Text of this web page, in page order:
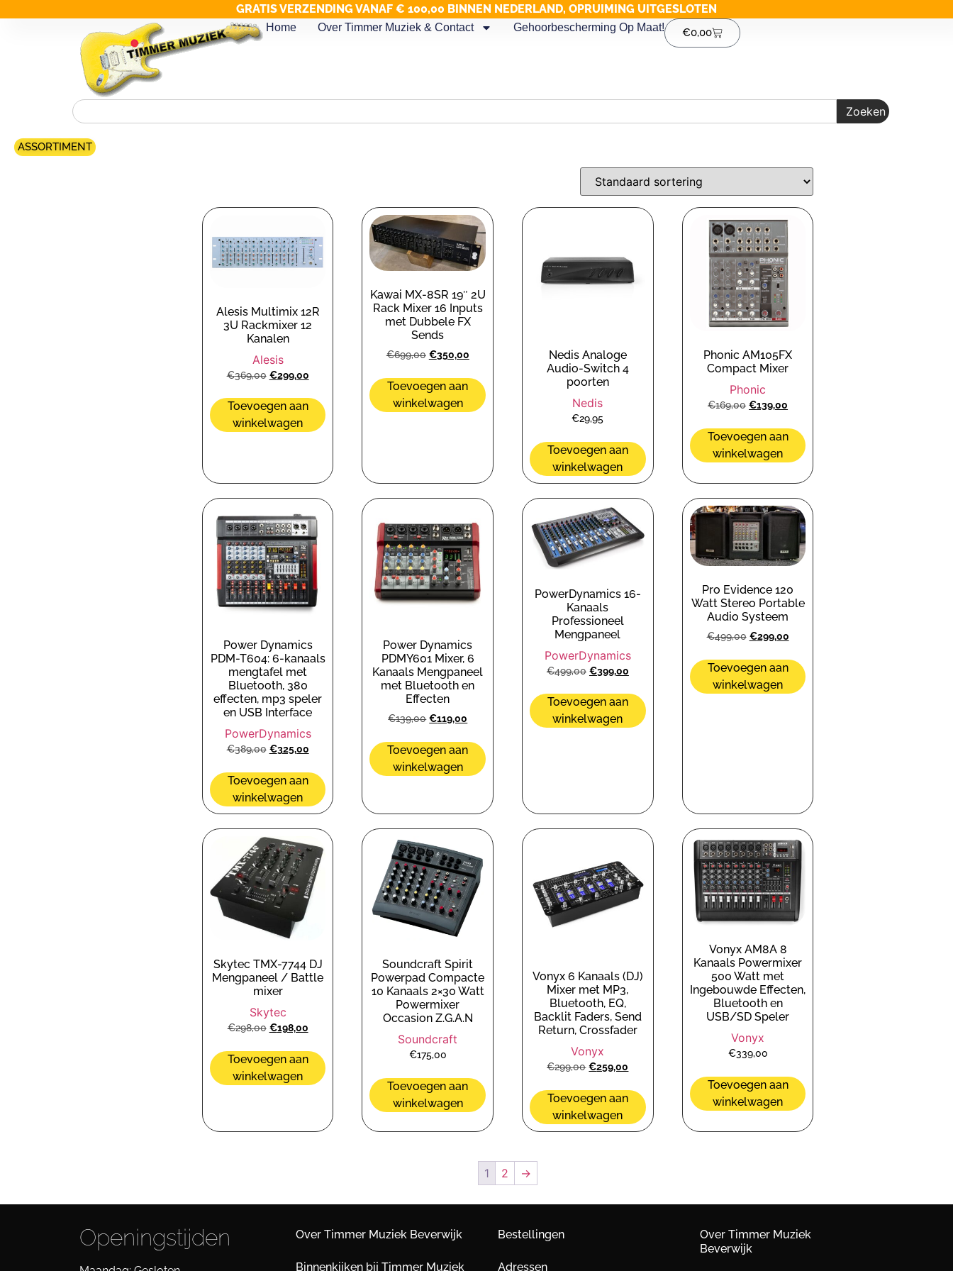
GRATIS VERZENDING VANAF € 100,00 BINNEN NEDERLAND, OPRUIMING UITGESLOTEN
Home Over Timmer Muziek & Contact Gehoorbescherming Op Maat! €0,00
Zoeken
ASSORTIMENT
Alesis Multimix 12R
3U Rackmixer 12
Kanalen
Alesis
€369,00 €299,00
Toevoegen aan
winkelwagen
Kawai MX-8SR 19″ 2U
Rack Mixer 16 Inputs
met Dubbele FX
Sends
€699,00 €350,00
Toevoegen aan
winkelwagen
Nedis Analoge
Audio-Switch 4
poorten
Nedis
€29,95
Toevoegen aan
winkelwagen
Phonic AM105FX
Compact Mixer
Phonic
€169,00 €139,00
Toevoegen aan
winkelwagen
Power Dynamics
PDM-T604: 6-kanaals
mengtafel met
Bluetooth, 380
effecten, mp3 speler
en USB Interface
PowerDynamics
€389,00 €325,00
Toevoegen aan
winkelwagen
Power Dynamics
PDMY601 Mixer, 6
Kanaals Mengpaneel
met Bluetooth en
Effecten
€139,00 €119,00
Toevoegen aan
winkelwagen
PowerDynamics 16-
Kanaals
Professioneel
Mengpaneel
PowerDynamics
€499,00 €399,00
Toevoegen aan
winkelwagen
Pro Evidence 120
Watt Stereo Portable
Audio Systeem
€499,00 €299,00
Toevoegen aan
winkelwagen
Skytec TMX-7744 DJ
Mengpaneel / Battle
mixer
Skytec
€298,00 €198,00
Toevoegen aan
winkelwagen
Soundcraft Spirit
Powerpad Compacte
10 Kanaals 2×30 Watt
Powermixer
Occasion Z.G.A.N
Soundcraft
€175,00
Toevoegen aan
winkelwagen
Vonyx 6 Kanaals (DJ)
Mixer met MP3,
Bluetooth, EQ,
Backlit Faders, Send
Return, Crossfader
Vonyx
€299,00 €259,00
Toevoegen aan
winkelwagen
Vonyx AM8A 8
Kanaals Powermixer
500 Watt met
Ingebouwde Effecten,
Bluetooth en
USB/SD Speler
Vonyx
€339,00
Toevoegen aan
winkelwagen
1 2 →
Openingstijden Over Timmer Muziek Beverwijk
Binnenkijken bij Timmer Muziek
Bestellingen
Adressen
Over Timmer Muziek
Beverwijk